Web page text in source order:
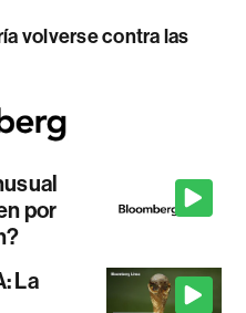
volverse contra las
por
La